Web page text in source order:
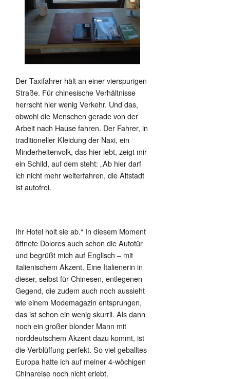
Der Taxifahrer hält an einer vierspurigen
Straße. Für chinesische Verhältnisse
herrscht hier wenig Verkehr. Und das,
obwohl die Menschen gerade von der
Arbeit nach Hause fahren. Der Fahrer, in
traditioneller Kleidung der Naxi, ein
Minderheitenvolk, das hier lebt, zeigt mir
ein Schild, auf dem steht: „Ab hier darf
ich nicht mehr weiterfahren, die Altstadt
ist autofrei.
Ihr Hotel holt sie ab.“ In diesem Moment
öffnete Dolores auch schon die Autotür
und begrüßt mich auf Englisch – mit
italienischem Akzent. Eine Italienerin in
dieser, selbst für Chinesen, entlegenen
Gegend, die zudem auch noch aussieht
wie einem Modemagazin entsprungen,
das ist schon ein wenig skurril. Als dann
noch ein großer blonder Mann mit
norddeutschem Akzent dazu kommt, ist
die Verblüffung perfekt. So viel geballtes
Europa hatte ich auf meiner 4-wöchigen
Chinareise noch nicht erlebt.